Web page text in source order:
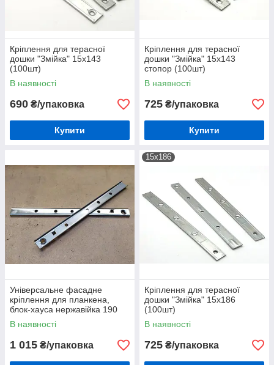
Кріплення для терасної
дошки "Змійка" 15х143
(100шт)
В наявності
690 ₴/упаковка
Купити
Кріплення для терасної
дошки "Змійка" 15х143
стопор (100шт)
В наявності
725 ₴/упаковка
Купити
Універсальне фасадне
кріплення для планкена,
блок-хауса нержавійка 190
мм (100шт)
В наявності
1 015 ₴/упаковка
15х186
Кріплення для терасної
дошки "Змійка" 15х186
(100шт)
В наявності
725 ₴/упаковка